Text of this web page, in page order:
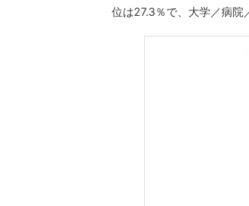
位は27.3％で、大学／病院